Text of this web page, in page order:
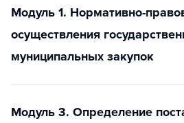
Модуль 1. Нормативно-
осуществления
муниципальных закупок
Модуль 3. Определение